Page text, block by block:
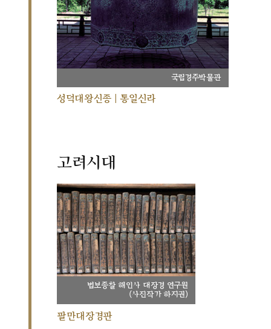
국립경주박물관
성덕대왕신종 | 통일신라
고려시대
법보종찰 해인사 대장경 연구원
(사진작가 하지권)
팔만대장경판